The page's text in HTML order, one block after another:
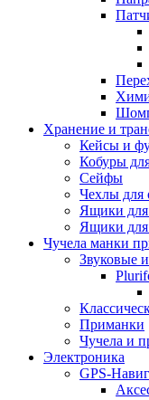
Хранение и
Кейсы и
Кобуры
Сейфы
Чехлы для
Ящики для
Ящики для
Чучела манки
Звуковые
Приманки
Чучела и
Электроника
GPS-